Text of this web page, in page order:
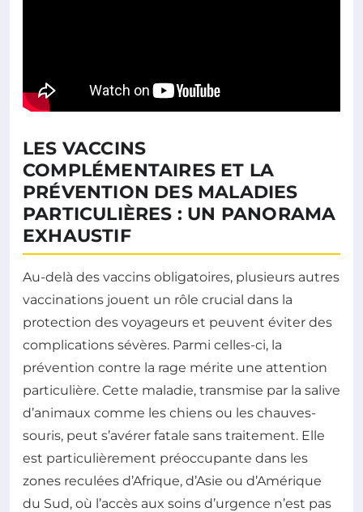
LES VACCINS
COMPLÉMENTAIRES ET LA
PRÉVENTION DES MALADIES
PARTICULIÈRES : UN PANORAMA
EXHAUSTIF
Au-delà des vaccins obligatoires, plusieurs autres
vaccinations jouent un rôle crucial dans la
protection des voyageurs et peuvent éviter des
complications sévères. Parmi celles-ci, la
prévention contre la rage mérite une attention
particulière. Cette maladie, transmise par la salive
d’animaux comme les chiens ou les chauves-
souris, peut s’avérer fatale sans traitement. Elle
est particulièrement préoccupante dans les
zones reculées d’Afrique, d’Asie ou d’Amérique
du Sud, où l’accès aux soins d’urgence n’est pas